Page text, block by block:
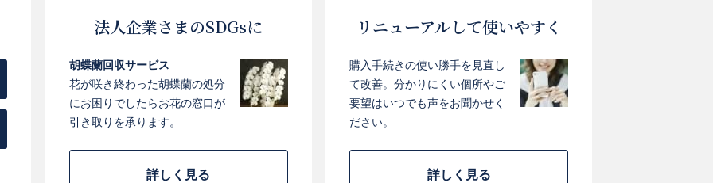
法人企業さまのSDGsに
胡蝶蘭回収サービス
花が咲き終わった胡蝶蘭の処分
にお困りでしたらお花の窓口が
引き取りを承ります。
詳しく見る
リニューアルして使いやすく
購入手続きの使い勝手を見直し
て改善。分かりにくい個所やご
要望はいつでも声をお聞かせく
ださい。
詳しく見る